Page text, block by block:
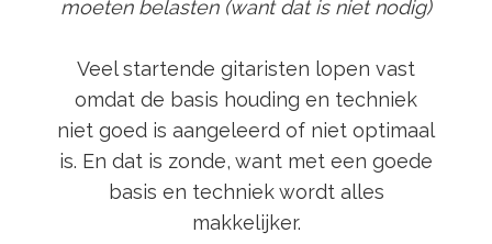
moeten belasten (want dat is niet nodig)
Veel startende gitaristen lopen vast
omdat de basis houding en techniek
niet goed is aangeleerd of niet optimaal
is. En dat is zonde, want met een goede
basis en techniek wordt alles
makkelijker.